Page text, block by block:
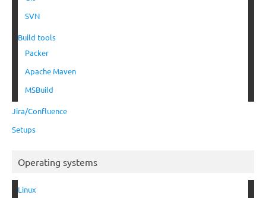
SVN
Build tools
Packer
Apache Maven
MSBuild
Jira/Confluence
Setups
Operating systems
Linux